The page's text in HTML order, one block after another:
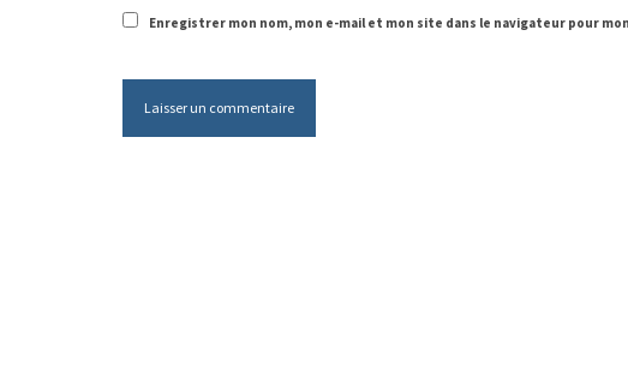
Enregistrer mon nom, mon e-mail et mon site dans le navigateur pour